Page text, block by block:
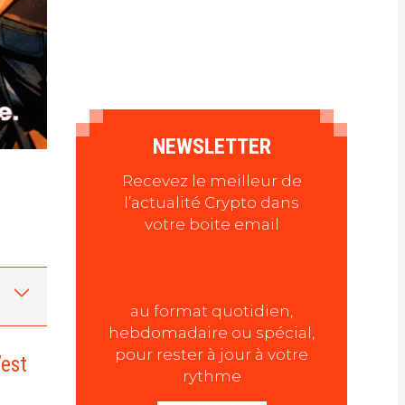
NEWSLETTER
Recevez le meilleur de
l’actualité Crypto dans
votre boite email
au format quotidien,
hebdomadaire ou spécial,
pour rester à jour à votre
rythme